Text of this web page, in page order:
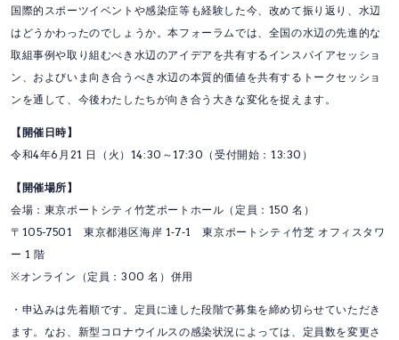
国際的スポーツイベントや感染症等も経験した今、改めて振り返り、水辺
はどうかわったのでしょうか。本フォーラムでは、全国の水辺の先進的な
取組事例や取り組むべき水辺のアイデアを共有するインスパイアセッショ
ン、およびいま向き合うべき水辺の本質的価値を共有するトークセッショ
ンを通して、今後わたしたちが向き合う大きな変化を捉えます。
【開催日時】
令和4年6月21 日（火）14:30～17:30（受付開始：13:30）
【開催場所】
会場：東京ポートシティ竹芝ポートホール（定員：150 名）
〒105-7501 東京都港区海岸 1‑7‑1 東京ポートシティ竹芝 オフィスタワ
ー 1 階
※オンライン（定員：300 名）併用
・申込みは先着順です。定員に達した段階で募集を締め切らせていただき
ます。なお、新型コロナウイルスの感染状況によっては、定員数を変更さ